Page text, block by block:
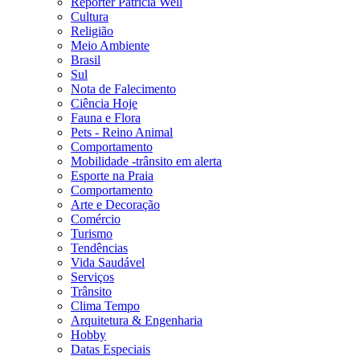
Cultura
Religião
Meio Ambiente
Brasil
Sul
Nota de Falecimento
Ciência Hoje
Fauna e Flora
Pets - Reino Animal
Comportamento
Mobilidade -trânsito em alerta
Esporte na Praia
Comportamento
Arte e Decoração
Comércio
Turismo
Tendências
Vida Saudável
Serviços
Trânsito
Clima Tempo
Arquitetura & Engenharia
Hobby
Datas Especiais